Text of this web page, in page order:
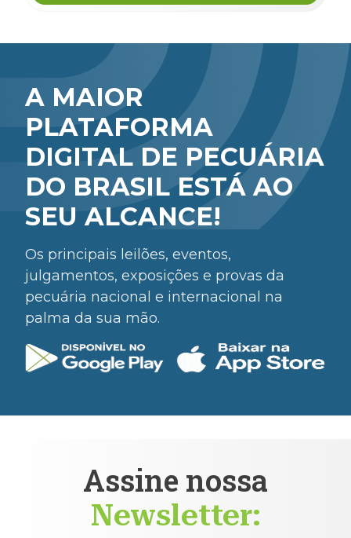
A MAIOR
PLATAFORMA
DIGITAL DE PECUÁRIA
DO BRASIL ESTÁ AO
SEU ALCANCE!
Os principais leilões, eventos,
julgamentos, exposições e provas da
pecuária nacional e internacional na
palma da sua mão.
Assine nossa
Newsletter: